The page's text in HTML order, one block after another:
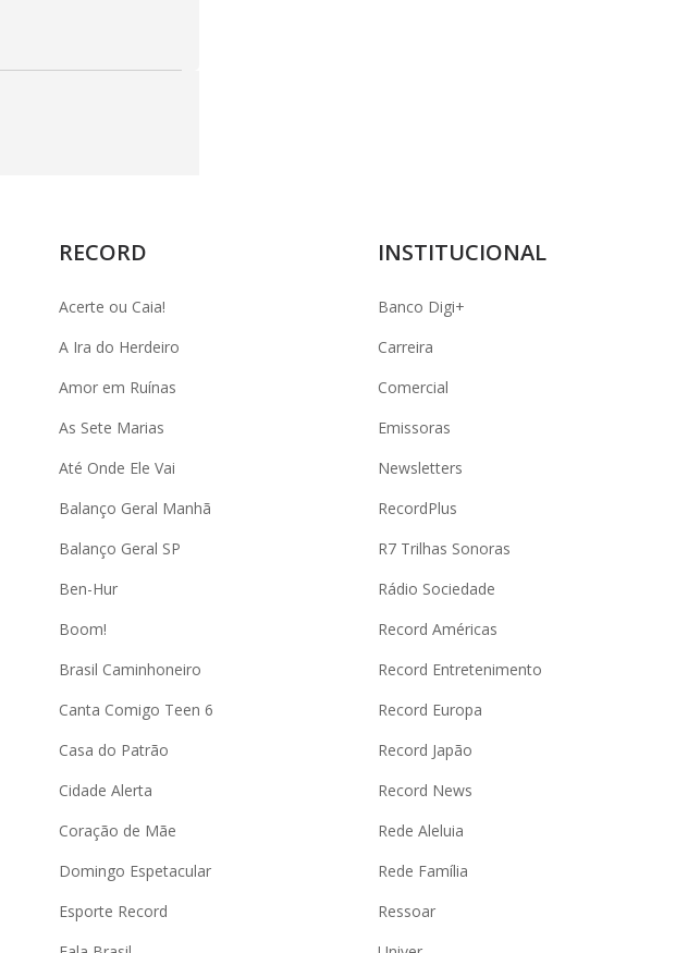
RECORD
Acerte ou Caia!
A Ira do Herdeiro
Amor em Ruínas
As Sete Marias
Até Onde Ele Vai
Balanço Geral Manhã
Balanço Geral SP
Ben-Hur
Boom!
Brasil Caminhoneiro
Canta Comigo Teen 6
Casa do Patrão
Cidade Alerta
Coração de Mãe
Domingo Espetacular
Esporte Record
INSTITUCIONAL
Banco Digi+
Carreira
Comercial
Emissoras
Newsletters
RecordPlus
R7 Trilhas Sonoras
Rádio Sociedade
Record Américas
Record Entretenimento
Record Europa
Record Japão
Record News
Rede Aleluia
Rede Família
Ressoar